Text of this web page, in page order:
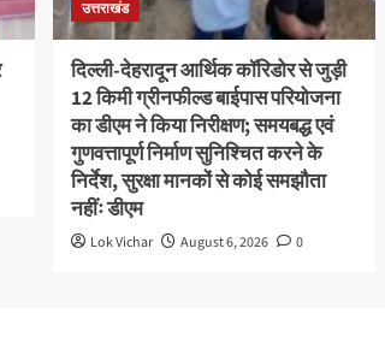
उत्तराखंड
दिल्ली-देहरादून आर्थिक कॉरिडोर से जुड़ी
12 किमी ग्रीनफील्ड बाईपास परियोजना
का डीएम ने किया निरीक्षण; समयबद्ध एवं
गुणवत्तापूर्ण निर्माण सुनिश्चित करने के
निर्देश, सुरक्षा मानकों से कोई समझौता
नहींः डीएम
Lok Vichar August 6, 2026 0